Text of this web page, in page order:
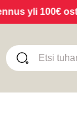
yli 100€